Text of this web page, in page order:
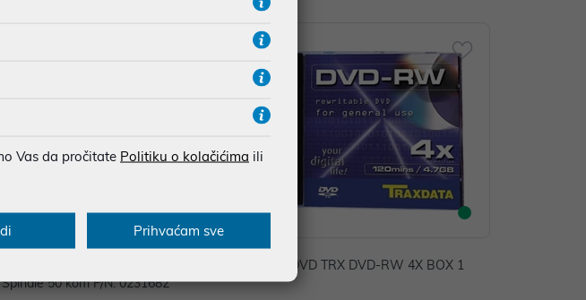
Spindle 50 kom P/N: 0231682
MED DVD TRX DVD-RW 4X BOX 1
Vas da pročitate Politiku o kolačićima ili
Prihvaćam sve